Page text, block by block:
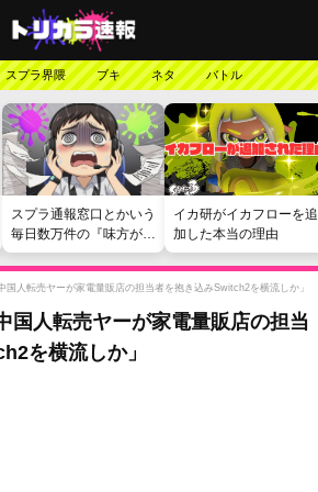
スプラ界隈 ブキ ネタ バトル
スプラ通報窓口とかいう
毎日数万件の『味方が弱
い』愚痴を読まされる苦
行
イカ研がイカフローを追
加した本当の理由
国人転売ヤーが家電量販店の担当者を抱き込みSwitch2を横流しか」
国人転売ヤーが家電量販店の担当
を横流しか」